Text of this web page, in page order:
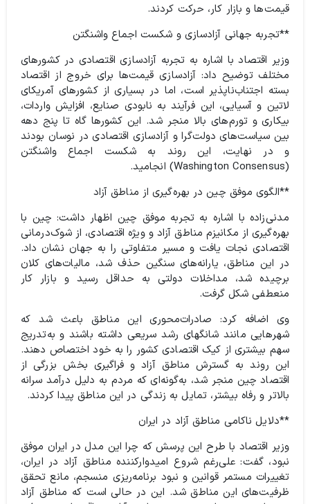
قیمت‌ها و بازار کار، حرکت کردند.
**تجربه جهانی آزادسازی و شکست اجماع واشنگتن
وزیر اقتصاد با اشاره به تجربه آزادسازی اقتصادی در کشورهای
مختلف توضیح داد: آزادسازی قیمت‌ها برای خروج از اقتصاد
بسته اجتناب‌ناپذیر است، اما در بسیاری از کشورهای آمریکای
لاتین و آسیایی، این فرآیند به نابودی صنایع، افزایش واردات،
بیکاری و تورم‌های بالا منجر شد. این کشورها گاه تا پنج دهه
بین سیاست‌های دولت‌گرا و آزادسازی اقتصادی در نوسان بودند
و در نهایت، این روند به شکست اجماع واشنگتن
(Washington Consensus) انجامید.
**الگوی موفق چین در بهره‌گیری از مناطق آزاد
مدنی‌زاده با اشاره به تجربه موفق چین اظهار داشت: چین با
بهره‌گیری از مکانیزم مناطق آزاد و ویژه اقتصادی، از شوک‌درمانی
اقتصادی نجات یافت و مسیر متفاوتی را به جهان نشان داد.
در این مناطق، یارانه‌های سنگین حذف شد، مالیات‌های کلان
برچیده شد، مداخلات دولتی به حداقل رسید و بازار کار
منعطفی شکل گرفت.
وی اضافه کرد: صادرات‌محوری این مناطق باعث شد که
شهرهایی مانند شانگهای رشد سریعی داشته باشند و به‌تدریج
سهم بیشتری از کیک اقتصادی کشور را به خود اختصاص دهند.
این روند به گسترش مناطق آزاد و فراگیری بخش بزرگی از
اقتصاد چین منجر شد، به‌گونه‌ای که مردم به دلیل درآمد سرانه
بالاتر و رفاه بیشتر، تمایل به زندگی در این مناطق پیدا کردند.
**دلایل ناکامی مناطق آزاد در ایران
وزیر اقتصاد با طرح این پرسش که چرا این مدل در ایران موفق
نبود، گفت: علی‌رغم شروع امیدوارکننده مناطق آزاد در ایران،
تغییرات مستمر قوانین و نبود برنامه‌ریزی منسجم، مانع تحقق
ظرفیت‌های این مناطق شد. این در حالی است که مناطق آزاد